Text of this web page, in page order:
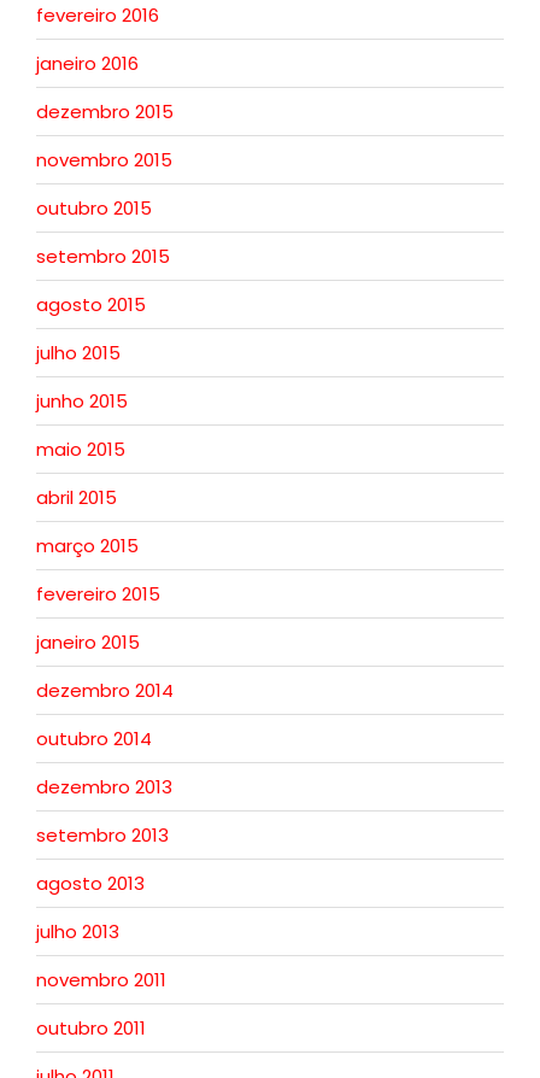
fevereiro 2016
janeiro 2016
dezembro 2015
novembro 2015
outubro 2015
setembro 2015
agosto 2015
julho 2015
junho 2015
maio 2015
abril 2015
março 2015
fevereiro 2015
janeiro 2015
dezembro 2014
outubro 2014
dezembro 2013
setembro 2013
agosto 2013
julho 2013
novembro 2011
outubro 2011